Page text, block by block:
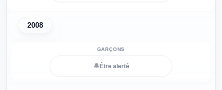
2008
🔔 Être alerté